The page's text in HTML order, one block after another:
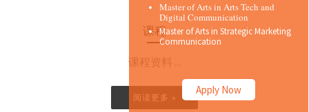
课程
课程资料 ...
阅读更多 »
Master of Arts in Arts Tech and
Digital Communication
Master of Arts in Strategic Marketing
Communication
Apply Now